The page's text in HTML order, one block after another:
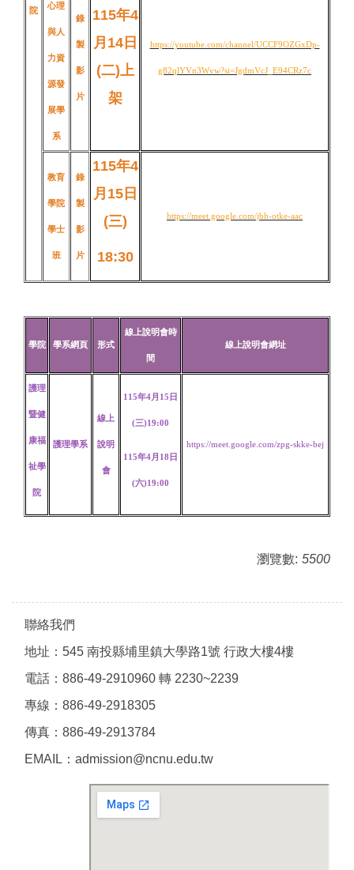
院 心理
與人
力資
源發
展學
系
錄
製
影
片
115年4
月14日
(二)上
架
https://youtube.com/channel/UCCF9OZGxDp-
g82qlYVn3Wvw?si=JgdmVcJ_E94CRz7c
教育
學院
學士
班
錄
製
影
片
115年4
月15日
(三)
18:30
https://meet.google.com/jbh-otke-aac
學院 學系網頁 形式
線上說明會時
間
線上說明會網址
護理
暨健
康福
祉學
院
護理學系
線上
說明
會
115年4月15日
(三)19:00
115年4月18日
(六)19:00
https://meet.google.com/zpg-skke-bej
瀏覽數: 5500
聯絡我們
地址：545 南投縣埔里鎮大學路1號 行政大樓4樓
電話：886-49-2910960 轉 2230~2239
專線：886-49-2918305
傳真：886-49-2913784
EMAIL：admission@ncnu.edu.tw